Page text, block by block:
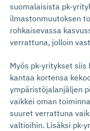
suomalaisista pk-
ilmastonmuutoksen
rohkaisevassa
verrattuna, jolloin
Myös pk-yritykset siis
kantaa kortensa
ympäristöjalanjäljen
vaikkei oman
suuret verrattuna
valtioihin. Lisäksi pk-